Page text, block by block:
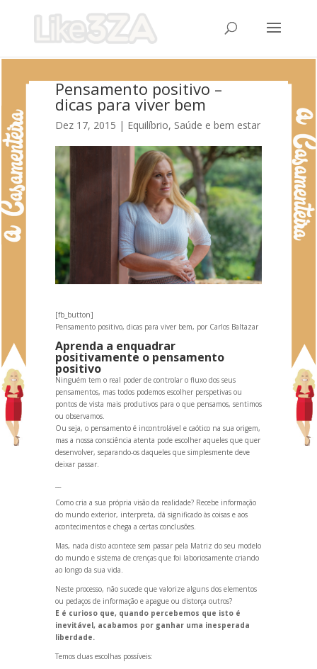
Pensamento positivo –
dicas para viver bem
Dez 17, 2015 | Equilíbrio, Saúde e bem estar
[fb_button]
Pensamento positivo, dicas para viver bem, por Carlos Baltazar
Aprenda a enquadrar
positivamente o pensamento
positivo
Ninguém tem o real poder de controlar o fluxo dos seus
pensamentos, mas todos podemos escolher perspetivas ou
pontos de vista mais produtivos para o que pensamos, sentimos
ou observamos.
Ou seja, o pensamento é incontrolável e caótico na sua origem,
mas a nossa consciência atenta pode escolher aqueles que quer
desenvolver, separando-os daqueles que simplesmente deve
deixar passar.
Como cria a sua própria visão da realidade? Recebe informação
do mundo exterior, interpreta, dá significado às coisas e aos
acontecimentos e chega a certas conclusões.
Mas, nada disto acontece sem passar pela Matriz do seu modelo
do mundo e sistema de crenças que foi laboriosamente criando
ao longo da sua vida.
Neste processo, não sucede que valorize alguns dos elementos
ou pedaços de informação e apague ou distorça outros?
E é curioso que, quando percebemos que isto é
inevitável, acabamos por ganhar uma inesperada
liberdade.
Temos duas escolhas possíveis: